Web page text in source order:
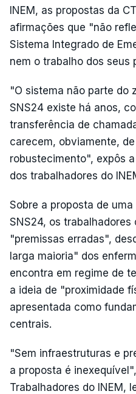
INEM, as propostas da
afirmações que "não
Sistema Integrado de
nem o trabalho dos seus
"O sistema não parte do
SNS24 existe há anos,
transferência de
carecem, obviamente,
robustecimento", expôs
dos trabalhadores do
Sobre a proposta de
SNS24, os
"premissas erradas",
larga maioria" dos
encontra em regime de
a ideia de "proximidade
apresentada como
centrais.
"Sem infraestruturas e
a proposta é
Trabalhadores do INEM,